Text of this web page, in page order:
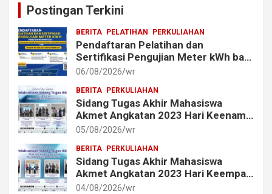
Postingan Terkini
BERITA PELATIHAN PERKULIAHAN
Pendaftaran Pelatihan dan
Sertifikasi Pengujian Meter kWh bagi
Mahasiswa dan Alumni Akmet
06/08/2026 wr
BERITA PERKULIAHAN
Sidang Tugas Akhir Mahasiswa
Akmet Angkatan 2023 Hari Keenam
Berlangsung Lancar
05/08/2026 wr
BERITA PERKULIAHAN
Sidang Tugas Akhir Mahasiswa
Akmet Angkatan 2023 Hari Keempat
dan Kelima Berlangsung Lancar
04/08/2026 wr